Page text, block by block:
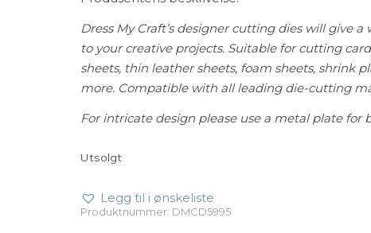
Dress My Craft’s designer cutting dies will give
to your creative projects. Suitable for cutting
sheets, thin leather sheets, foam sheets, shrink
more. Compatible with all leading die-cutting
For intricate design please use a metal plate for
Utsolgt
Legg til i ønskeliste
Produktnummer: DMCD5995